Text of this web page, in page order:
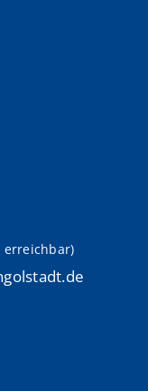
erreichbar)